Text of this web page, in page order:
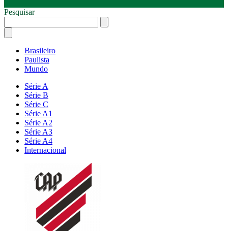
Pesquisar
Brasileiro
Paulista
Mundo
Série A
Série B
Série C
Série A1
Série A2
Série A3
Série A4
Internacional